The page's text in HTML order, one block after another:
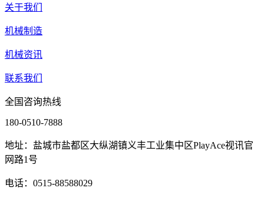
关于我们
机械制造
机械资讯
联系我们
全国咨询热线
180-0510-7888
地址：盐城市盐都区大纵湖镇义丰工业集中区PlayAce视讯官
网路1号
电话：0515-88588029